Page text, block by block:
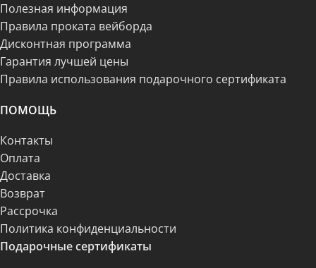
Полезная информация
Правила проката вейборда
Дисконтная программа
Гарантия лучшей цены
Правила использования подарочного сертификата
ПОМОЩЬ
Контакты
Оплата
Доставка
Возврат
Рассрочка
Политика конфиденциальности
Подарочные сертификаты